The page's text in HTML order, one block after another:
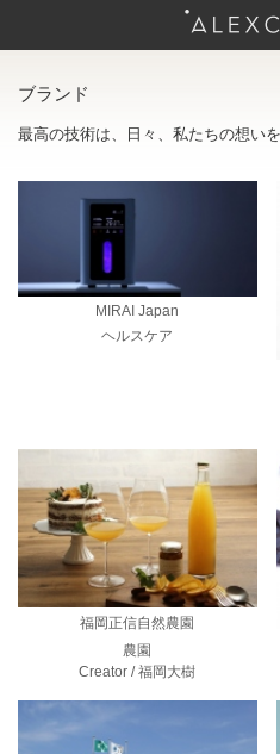
ブランド
最高の技術は、日々、私たちの想い
MIRAI Japan
ヘルスケア
福岡正信自然農園
農園
Creator / 福岡大樹